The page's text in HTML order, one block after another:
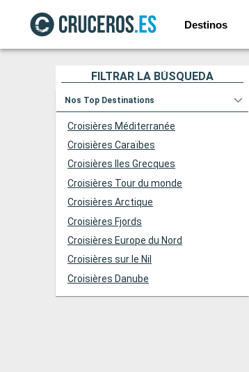
Destinos
FILTRAR LA BÚSQUEDA
Nos Top Destinations
Croisières Méditerranée
Croisières Caraïbes
Croisières Iles Grecques
Croisières Tour du monde
Croisières Arctique
Croisières Fjords
Croisières Europe du Nord
Croisières sur le Nil
Croisières Danube